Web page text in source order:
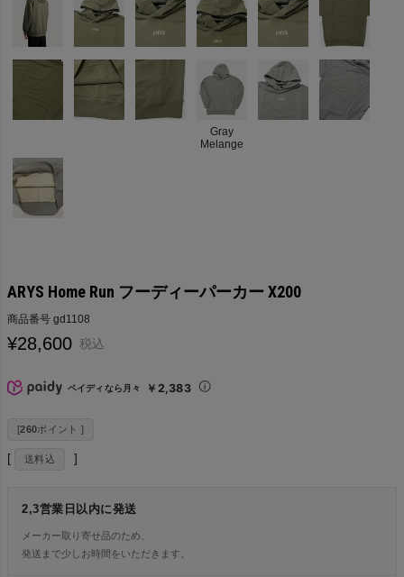
Gray
Melange
ARYS Home Run フーディーパーカー X200
商品番号 gd1108
¥28,600 税込
ペイディなら月々 ￥2,383
[260ポイント ]
送料込
2,3営業日以内に発送
メーカー取り寄せ品のため、
発送まで少しお時間をいただきます。